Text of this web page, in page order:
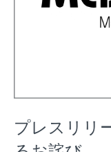
プレスリリ